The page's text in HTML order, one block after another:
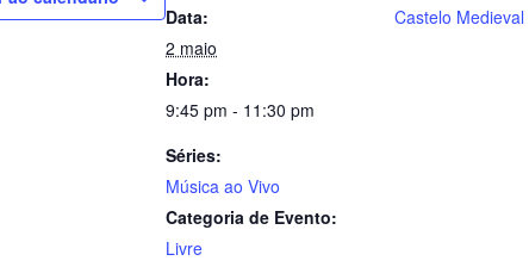
Data:
2 maio
Hora:
9:45 pm - 11:30 pm
Séries:
Música ao Vivo
Categoria de Evento:
Livre
Castelo Medieval